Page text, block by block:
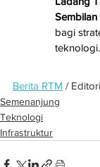
Sembilan
bagi
teknologi.
Berita RTM /
Semenanjung
Teknologi
Infrastruktur